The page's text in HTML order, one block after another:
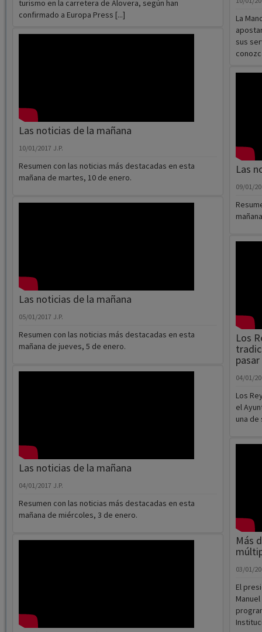
turismo en la carretera de Alovera, según han
confirmado a Europa Press [...]
Las noticias de la mañana
10/01/2017 J.P.
Resumen con las noticias más destacadas en esta
mañana de martes, 10 de enero.
Las noticias de la mañana
05/01/2017 J.P.
Resumen con las noticias más destacadas en esta
mañana de jueves, 5 de enero.
Las noticias de la mañana
04/01/2017 J.P.
Resumen con las noticias más destacadas en esta
mañana de miércoles, 3 de enero.
La
sus
Las
09/01/
Los
04/01/
Los
el
una
Más
03/01/
El